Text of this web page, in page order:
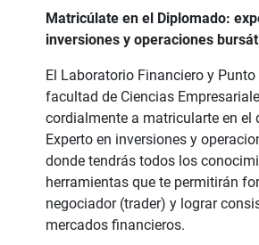
Matricúlate en el Diplomado:
inversiones y operaciones
El Laboratorio Financiero y Punto
facultad de Ciencias
cordialmente a matricularte en el
Experto en inversiones y
donde tendrás todos los
herramientas que te permitirán
negociador (trader) y lograr
mercados financieros.